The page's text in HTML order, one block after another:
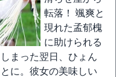
転落！ 颯爽と
現れた孟郁槐
に助けられる
まった翌日、ひょん
に。彼女の美味しい